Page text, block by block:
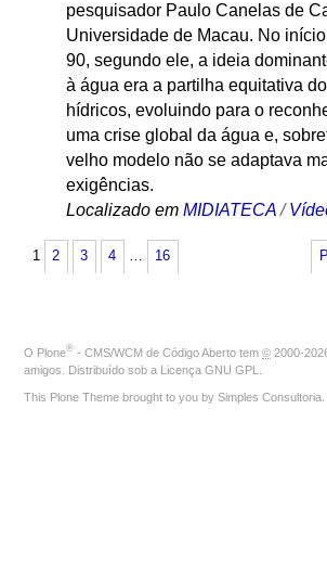
pesquisador Paulo Canelas de
Universidade de Macau. No
90, segundo ele, a ideia
à água era a partilha equitativa
hídricos, evoluindo para o
uma crise global da água e,
velho modelo não se adaptava
exigências.
Localizado em MIDIATECA /
1 2 3 4 … 16
O Plone® - CMS/WCM de Código Aberto tem © 2000-
amigos. Distribuído sob a Licença GNU GPL
This Plone Theme brought to you by Simples Consultoria